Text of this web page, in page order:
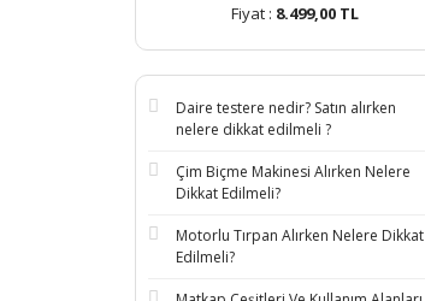
Fiyat : 8.499,00 TL
Daire testere nedir? Satın alırken
nelere dikkat edilmeli ?
Çim Biçme Makinesi Alırken Nelere
Dikkat Edilmeli?
Motorlu Tırpan Alırken Nelere Dikkat
Edilmeli?